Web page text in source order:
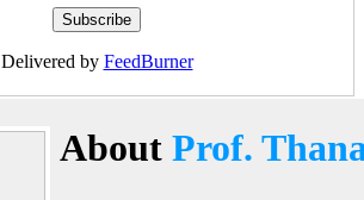
Delivered by FeedBurner
About Prof.